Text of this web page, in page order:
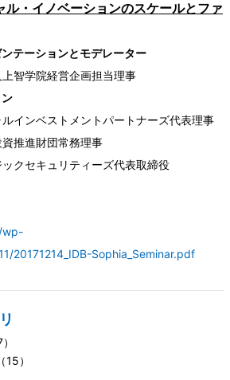
・イノベーションのスケールとファ
テーションとモデレーター
学院経営企画担当理事
ンベストメントパートナーズ代表理事
進財団常務理事
セキュリティーズ代表取締役
wp-
20171214_IDB-Sophia_Seminar.pdf
）